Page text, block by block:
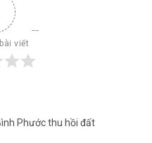
viết
Phước thu hồi đất